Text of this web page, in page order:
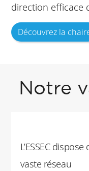
direction efficace
Découvrez la
Notre
L’ESSEC dispose
vaste réseau